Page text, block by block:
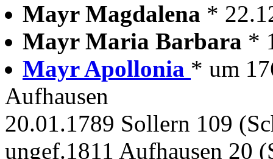
Mayr Magdalena *
Mayr Maria Barbara *
Mayr Apollonia * um
Aufhausen
20.01.1789 Sollern 109
ungef.1811 Aufhausen 20